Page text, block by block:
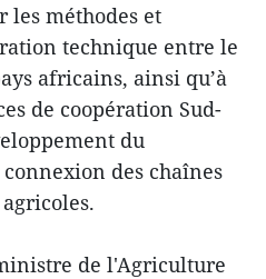
méthodes et
technique entre le
africains, ainsi qu’à
de coopération Sud-
du
des chaînes
de l'Agriculture